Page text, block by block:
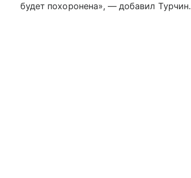
будет похоронена», — добавил Турчин.